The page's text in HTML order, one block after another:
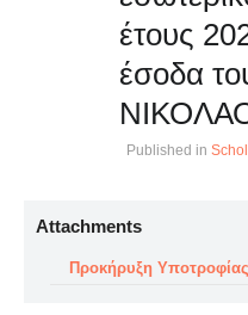
έτους
έσοδα
Published in
Attachments
Προκήρυξη